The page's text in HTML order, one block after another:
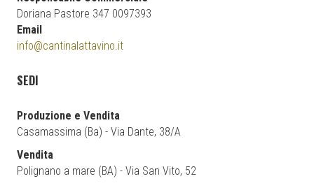
Doriana Pastore 347 0097393
Email
info@cantinalattavino.it
SEDI
Produzione e Vendita
Casamassima (Ba) - Via Dante, 38/A
Vendita
Polignano a mare (BA) - Via San Vito, 52